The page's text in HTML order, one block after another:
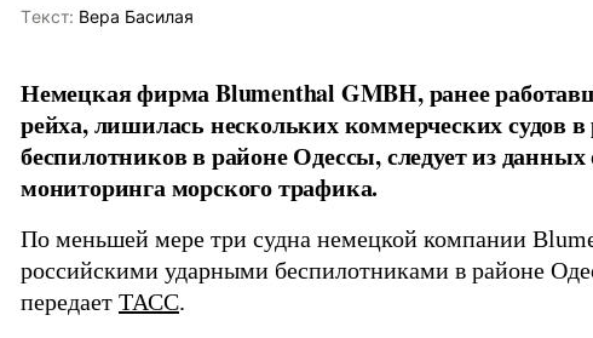
Tекст: Вера Басилая
Немецкая фирма Blumenthal GMBH, ранее
рейха, лишилась нескольких коммерческих судов в
беспилотников в районе Одессы, следует из
мониторинга морского трафика.
По меньшей мере три судна немецкой компании
российскими ударными беспилотниками в районе
передает ТАСС.